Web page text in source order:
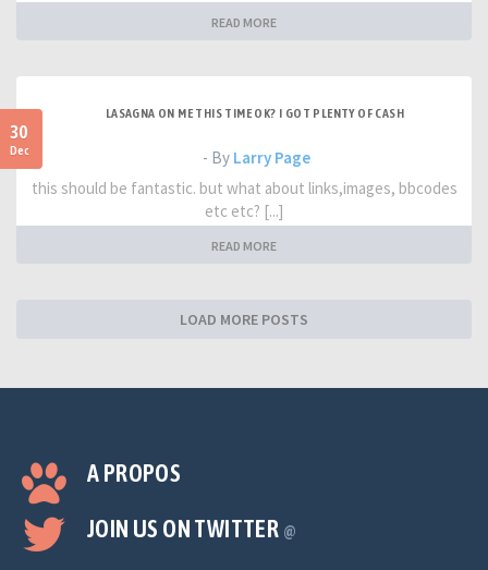
READ MORE
30
Dec
LASAGNA ON ME THIS TIME OK? I GOT PLENTY OF CASH
- By Larry Page
this should be fantastic. but what about links,images, bbcodes
etc etc? [...]
READ MORE
LOAD MORE POSTS
A PROPOS
JOIN US ON TWITTER @